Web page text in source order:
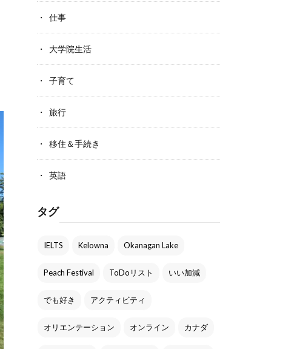
仕事
大学院生活
子育て
旅行
移住＆手続き
英語
タグ
IELTS Kelowna Okanagan Lake
Peach Festival ToDoリスト いい加減
でも好き アクティビティ
オリエンテーション オンライン カナダ